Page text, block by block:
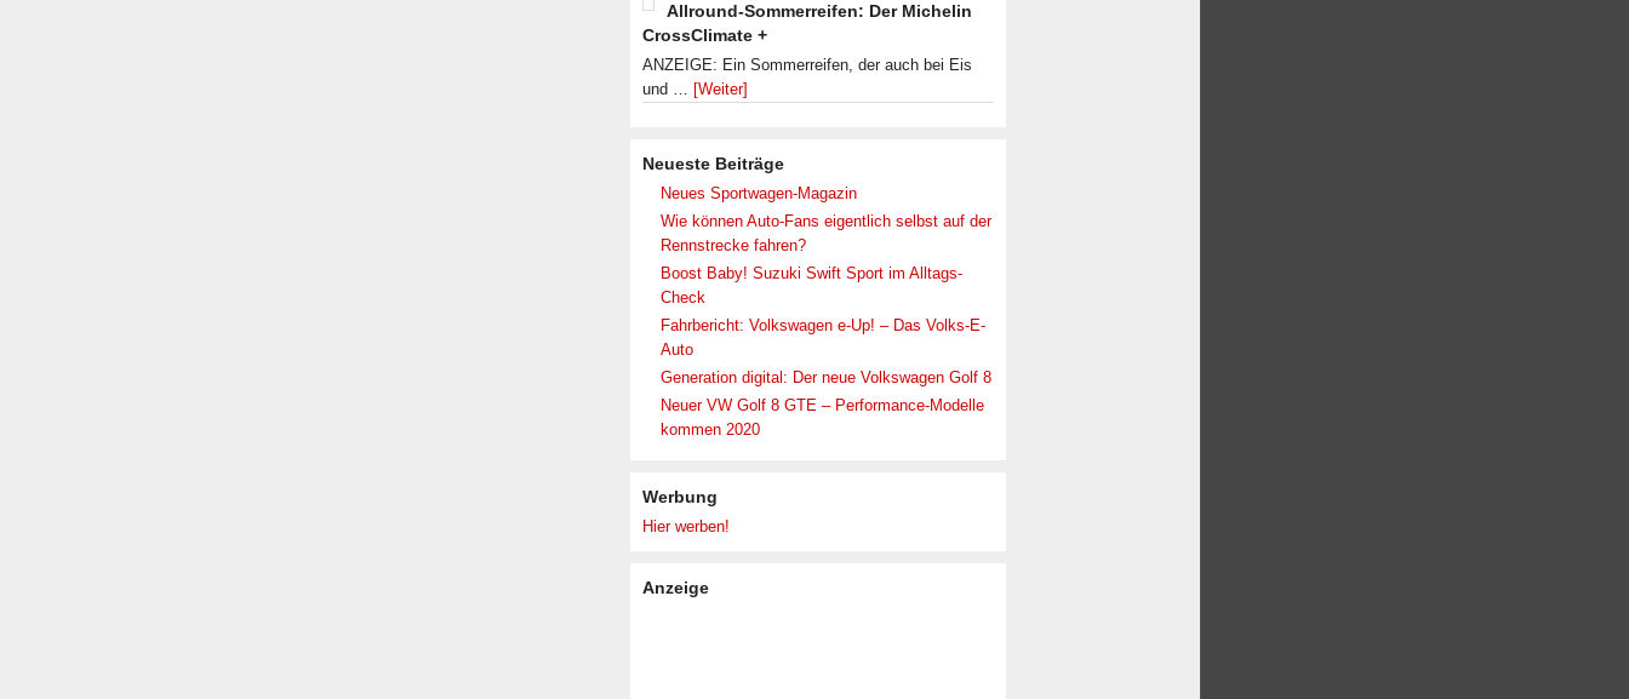
Allround-Sommerreifen: Der Michelin
CrossClimate +
ANZEIGE: Ein Sommerreifen, der auch bei Eis
und … [Weiter]
Neueste Beiträge
Neues Sportwagen-Magazin
Wie können Auto-Fans eigentlich selbst auf der
Rennstrecke fahren?
Boost Baby! Suzuki Swift Sport im Alltags-
Check
Fahrbericht: Volkswagen e-Up! – Das Volks-E-
Auto
Generation digital: Der neue Volkswagen Golf 8
Neuer VW Golf 8 GTE – Performance-Modelle
kommen 2020
Werbung
Hier werben!
Anzeige